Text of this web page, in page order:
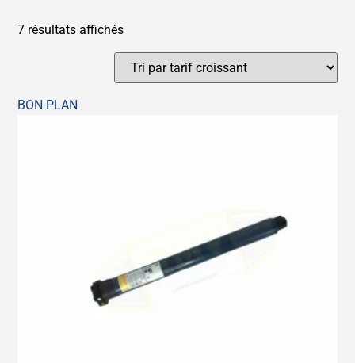
7 résultats affichés
BON PLAN